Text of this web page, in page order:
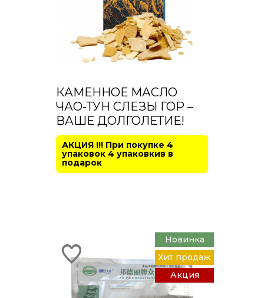
КАМЕННОЕ МАСЛО
ЧАО-ТУН СЛЕЗЫ ГОР –
ВАШЕ ДОЛГОЛЕТИЕ!
АКЦИЯ !!! При покупке 4
упаковок 4 упаковкив в
подарок
Новинка
Хит продаж
Акция